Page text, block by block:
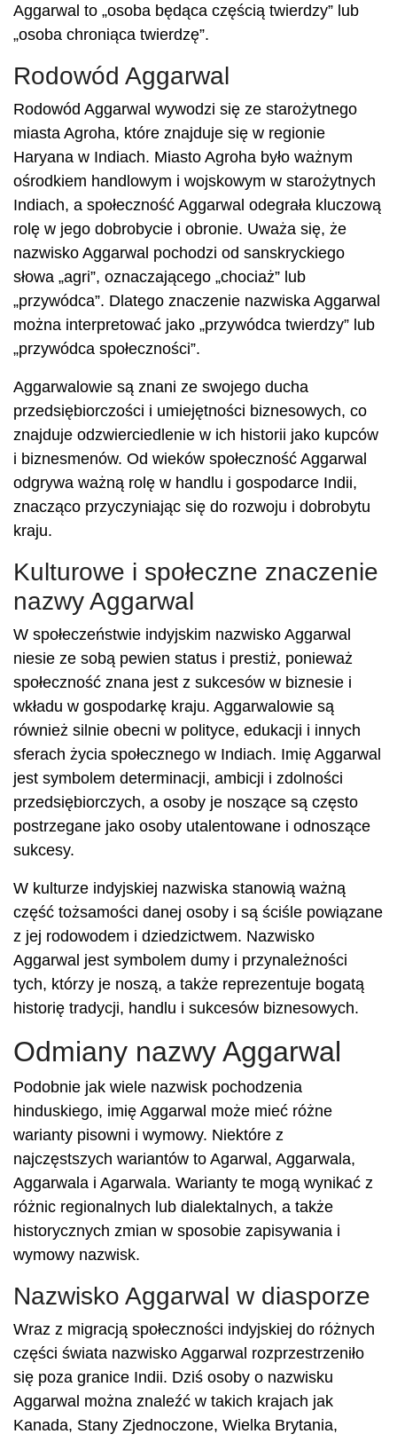
Aggarwal to „osoba będąca częścią twierdzy” lub
„osoba chroniąca twierdzę”.
Rodowód Aggarwal
Rodowód Aggarwal wywodzi się ze starożytnego
miasta Agroha, które znajduje się w regionie
Haryana w Indiach. Miasto Agroha było ważnym
ośrodkiem handlowym i wojskowym w starożytnych
Indiach, a społeczność Aggarwal odegrała kluczową
rolę w jego dobrobycie i obronie. Uważa się, że
nazwisko Aggarwal pochodzi od sanskryckiego
słowa „agri”, oznaczającego „chociaż” lub
„przywódca”. Dlatego znaczenie nazwiska Aggarwal
można interpretować jako „przywódca twierdzy” lub
„przywódca społeczności”.
Aggarwalowie są znani ze swojego ducha
przedsiębiorczości i umiejętności biznesowych, co
znajduje odzwierciedlenie w ich historii jako kupców
i biznesmenów. Od wieków społeczność Aggarwal
odgrywa ważną rolę w handlu i gospodarce Indii,
znacząco przyczyniając się do rozwoju i dobrobytu
kraju.
Kulturowe i społeczne znaczenie
nazwy Aggarwal
W społeczeństwie indyjskim nazwisko Aggarwal
niesie ze sobą pewien status i prestiż, ponieważ
społeczność znana jest z sukcesów w biznesie i
wkładu w gospodarkę kraju. Aggarwalowie są
również silnie obecni w polityce, edukacji i innych
sferach życia społecznego w Indiach. Imię Aggarwal
jest symbolem determinacji, ambicji i zdolności
przedsiębiorczych, a osoby je noszące są często
postrzegane jako osoby utalentowane i odnoszące
sukcesy.
W kulturze indyjskiej nazwiska stanowią ważną
część tożsamości danej osoby i są ściśle powiązane
z jej rodowodem i dziedzictwem. Nazwisko
Aggarwal jest symbolem dumy i przynależności
tych, którzy je noszą, a także reprezentuje bogatą
historię tradycji, handlu i sukcesów biznesowych.
Odmiany nazwy Aggarwal
Podobnie jak wiele nazwisk pochodzenia
hinduskiego, imię Aggarwal może mieć różne
warianty pisowni i wymowy. Niektóre z
najczęstszych wariantów to Agarwal, Aggarwala,
Aggarwala i Agarwala. Warianty te mogą wynikać z
różnic regionalnych lub dialektalnych, a także
historycznych zmian w sposobie zapisywania i
wymowy nazwisk.
Nazwisko Aggarwal w diasporze
Wraz z migracją społeczności indyjskiej do różnych
części świata nazwisko Aggarwal rozprzestrzeniło
się poza granice Indii. Dziś osoby o nazwisku
Aggarwal można znaleźć w takich krajach jak
Kanada, Stany Zjednoczone, Wielka Brytania,